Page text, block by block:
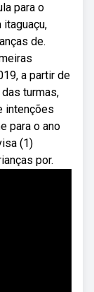
para o
de.
a partir de
turmas,
intenções
para o ano
(1)
por.